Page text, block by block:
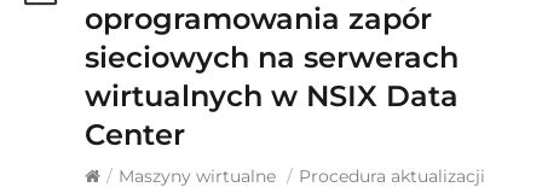
oprogramowania zapór
sieciowych na serwerach
wirtualnych w NSIX Data
Center
/ Maszyny wirtualne / Procedura aktualizacji